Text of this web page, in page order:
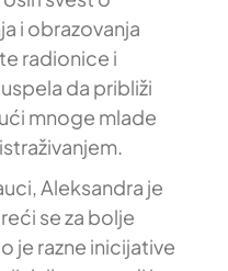
i obrazovanja
radionice i
da približi
mnoge mlade
Aleksandra je
se za bolje
je razne inicijative